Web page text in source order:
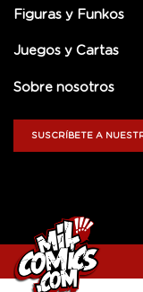
Figuras y Funkos
Juegos y Cartas
Sobre nosotros
SUSCRÍBETE A